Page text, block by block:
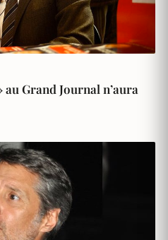
Grand Journal n’aura